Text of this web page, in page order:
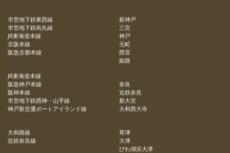
市営地下鉄東西線
市営地下鉄烏丸線
JR東海道本線
京阪本線
阪急京都本線
JR東海道本線
阪急神戸本線
阪神本線
市営地下鉄西神・山手線
神戸新交通ポートアイランド線
大和路線
近鉄奈良線
新神戸
三宮
神戸
元町
西宮
姫路
奈良
近鉄奈良
新大宮
大和西大寺
草津
大津
びわ湖浜大津